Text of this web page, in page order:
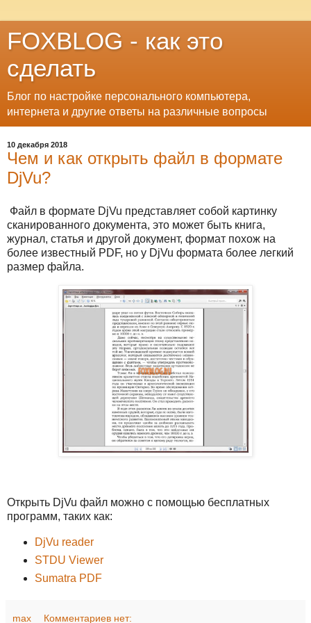
FOXBLOG - как это
сделать
Блог по настройке персонального компьютера,
интернета и другие ответы на различные вопросы
10 декабря 2018
Чем и как открыть файл в формате
DjVu?
Файл в формате DjVu представляет собой картинку
сканированного документа, это может быть книга,
журнал, статья и другой документ, формат похож на
более известный PDF, но у DjVu формата более легкий
размер файла.
Открыть DjVu файл можно с помощью бесплатных
программ, таких как:
DjVu reader
STDU Viewer
Sumatra PDF
max Комментариев нет: